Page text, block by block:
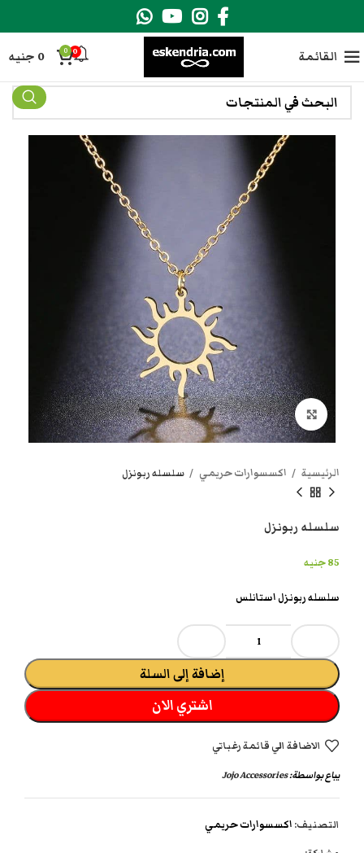
القائمة 0
0
0 جنيه
انقر هنا لتكبير الصورة
الرئيسية اكسسوارات حريمي سلسله ربونزل
سلسله ربونزل
85جنيه
سلسله ربونزل استانلس
إضافة إلى السلة
اشتري الان
الاضافة الي قائمة رغباتي
يباع بواسطة:Jojo Accessories
التصنيف: اكسسوارات حريمي